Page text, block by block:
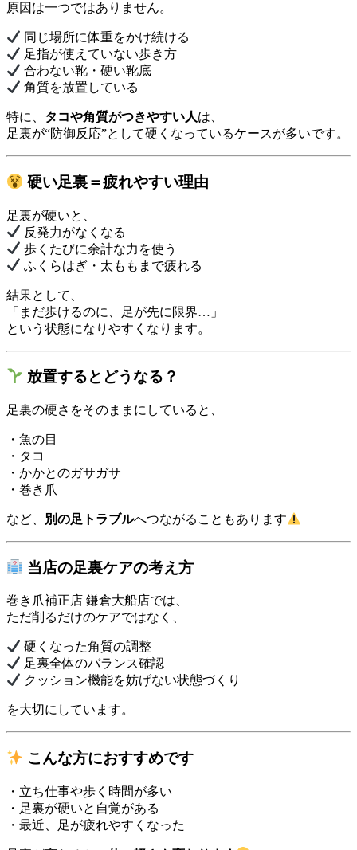
原因は一つではありません。
同じ場所に体重をかけ続ける
足指が使えていない歩き方
合わない靴・硬い靴底
角質を放置している
特に、 タコや角質がつきやすい人は、
足裏が“防御反応”として硬くなっているケースが多いです。
硬い足裏＝疲れやすい理由
足裏が硬いと、
反発力がなくなる
歩くたびに余計な力を使う
ふくらはぎ・太ももまで疲れる
結果として、
「まだ歩けるのに、足が先に限界…」
という状態になりやすくなります。
放置するとどうなる？
足裏の硬さをそのままにしていると、
・魚の目
・タコ
・かかとのガサガサ
・巻き爪
など、 別の足トラブルへつながることもあります
当店の足裏ケアの考え方
巻き爪補正店 鎌倉大船店では、
ただ削るだけのケアではなく、
硬くなった角質の調整
足裏全体のバランス確認
クッション機能を妨げない状態づくり
を大切にしています。
こんな方におすすめです
・立ち仕事や歩く時間が多い
・足裏が硬いと自覚がある
・最近、足が疲れやすくなった